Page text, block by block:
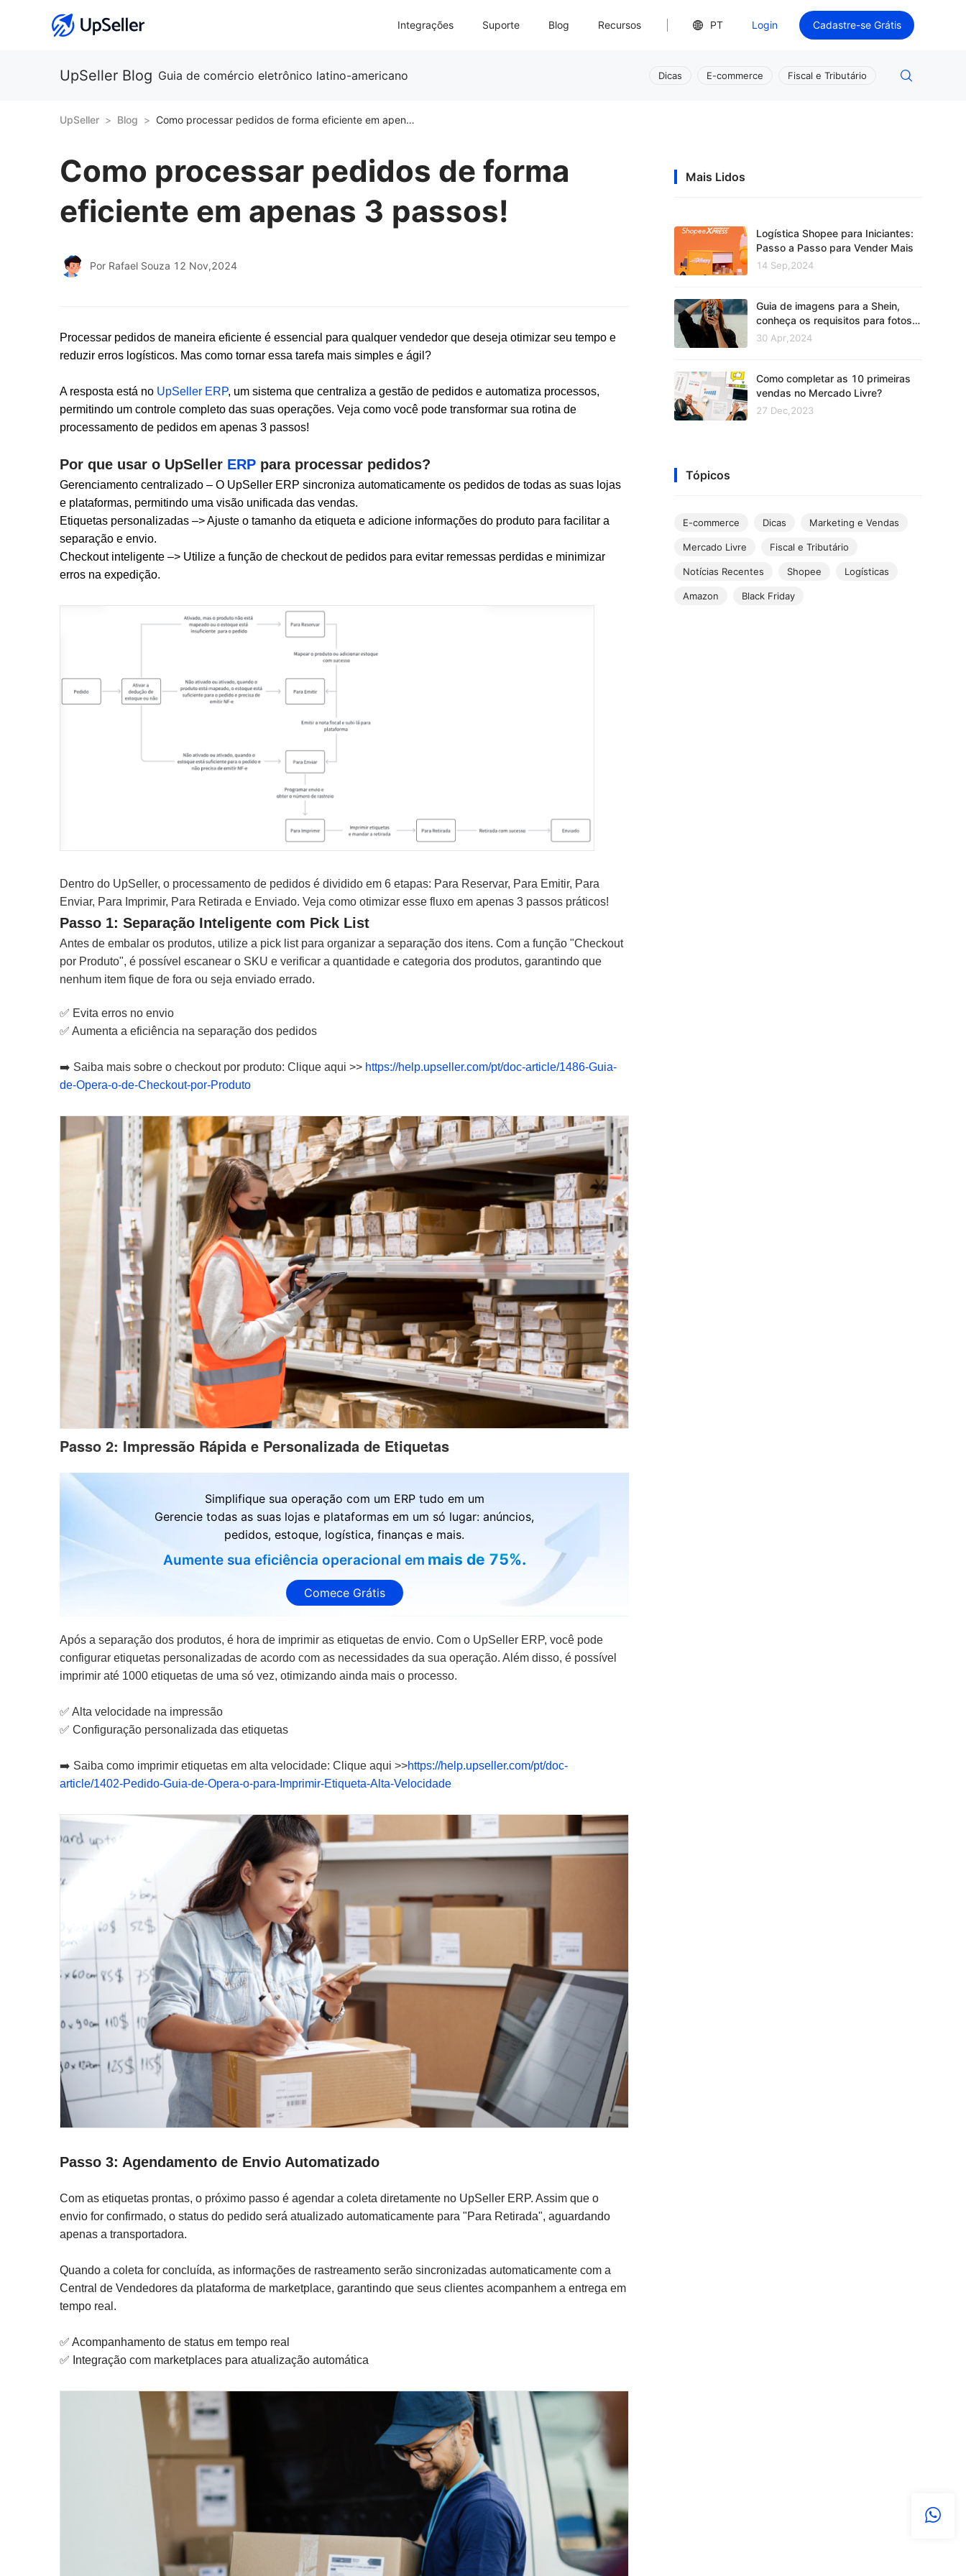
Integrações Suporte Blog Recursos PT Login Cadastre-se Grátis
UpSeller Blog Guia de comércio eletrônico latino-americano Dicas E-commerce Fiscal e Tributário
UpSeller Blog Como processar pedidos de forma eficiente em apenas 3 passos!
Como processar pedidos de forma
eficiente em apenas 3 passos!
Por Rafael Souza 12 Nov,2024
Processar pedidos de maneira eficiente é essencial para qualquer vendedor que deseja otimizar seu tempo e
reduzir erros logísticos. Mas como tornar essa tarefa mais simples e ágil?
A resposta está no UpSeller ERP, um sistema que centraliza a gestão de pedidos e automatiza processos,
permitindo um controle completo das suas operações. Veja como você pode transformar sua rotina de
processamento de pedidos em apenas 3 passos!
Por que usar o UpSeller ERP para processar pedidos?
Gerenciamento centralizado – O UpSeller ERP sincroniza automaticamente os pedidos de todas as suas lojas
e plataformas, permitindo uma visão unificada das vendas.
Etiquetas personalizadas –> Ajuste o tamanho da etiqueta e adicione informações do produto para facilitar a
separação e envio.
Checkout inteligente –> Utilize a função de checkout de pedidos para evitar remessas perdidas e minimizar
erros na expedição.
Dentro do UpSeller, o processamento de pedidos é dividido em 6 etapas: Para Reservar, Para Emitir, Para
Enviar, Para Imprimir, Para Retirada e Enviado. Veja como otimizar esse fluxo em apenas 3 passos práticos!
Passo 1: Separação Inteligente com Pick List
Antes de embalar os produtos, utilize a pick list para organizar a separação dos itens. Com a função "Checkout
por Produto", é possível escanear o SKU e verificar a quantidade e categoria dos produtos, garantindo que
nenhum item fique de fora ou seja enviado errado.
✅ Evita erros no envio
✅ Aumenta a eficiência na separação dos pedidos
➡️ Saiba mais sobre o checkout por produto: Clique aqui >> https://help.upseller.com/pt/doc-article/1486-Guia-
de-Opera-o-de-Checkout-por-Produto
Passo 2: Impressão Rápida e Personalizada de Etiquetas
Simplifique sua operação com um ERP tudo em um
Gerencie todas as suas lojas e plataformas em um só lugar: anúncios,
pedidos, estoque, logística, finanças e mais.
Aumente sua eficiência operacional em mais de 75%.
Comece Grátis
Após a separação dos produtos, é hora de imprimir as etiquetas de envio. Com o UpSeller ERP, você pode
configurar etiquetas personalizadas de acordo com as necessidades da sua operação. Além disso, é possível
imprimir até 1000 etiquetas de uma só vez, otimizando ainda mais o processo.
✅ Alta velocidade na impressão
✅ Configuração personalizada das etiquetas
➡️ Saiba como imprimir etiquetas em alta velocidade: Clique aqui >>https://help.upseller.com/pt/doc-
article/1402-Pedido-Guia-de-Opera-o-para-Imprimir-Etiqueta-Alta-Velocidade
Passo 3: Agendamento de Envio Automatizado
Com as etiquetas prontas, o próximo passo é agendar a coleta diretamente no UpSeller ERP. Assim que o
envio for confirmado, o status do pedido será atualizado automaticamente para "Para Retirada", aguardando
apenas a transportadora.
Quando a coleta for concluída, as informações de rastreamento serão sincronizadas automaticamente com a
Central de Vendedores da plataforma de marketplace, garantindo que seus clientes acompanhem a entrega em
tempo real.
✅ Acompanhamento de status em tempo real
✅ Integração com marketplaces para atualização automática
Mais Lidos
Logística Shopee para Iniciantes:
Passo a Passo para Vender Mais
14 Sep,2024
Guia de imagens para a Shein,
conheça os requisitos para fotos e
venda mais
30 Apr,2024
Como completar as 10 primeiras
vendas no Mercado Livre?
27 Dec,2023
Tópicos
E-commerce Dicas Marketing e Vendas
Mercado Livre Fiscal e Tributário
Notícias Recentes Shopee Logísticas
Amazon Black Friday